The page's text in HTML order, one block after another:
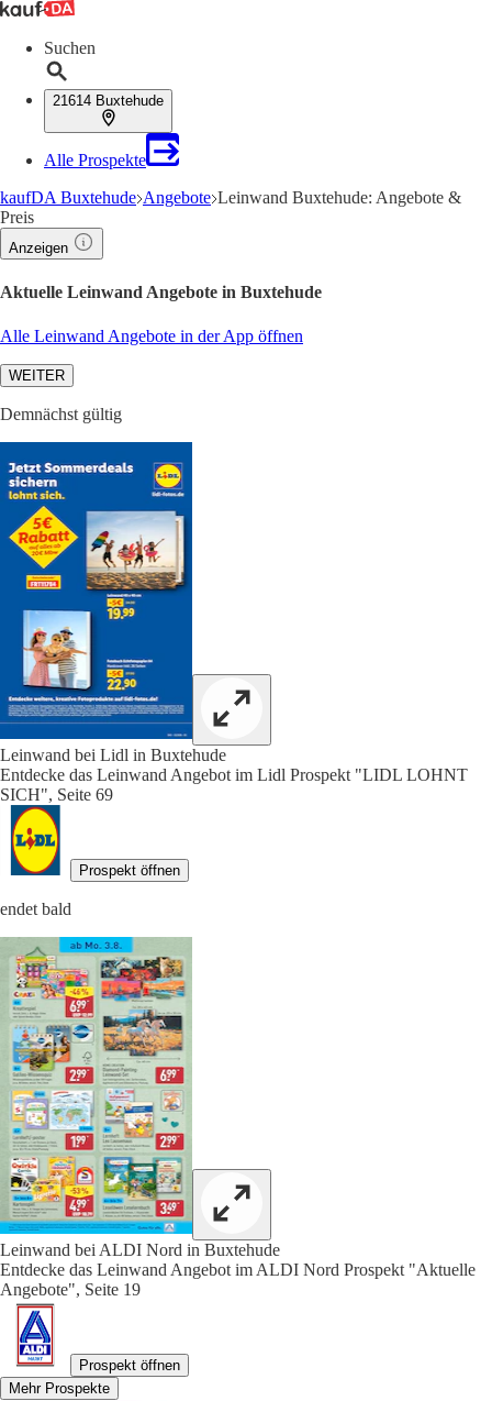
Suchen
21614 Buxtehude
Alle Prospekte
kaufDA Buxtehude Angebote Leinwand Buxtehude: Angebote &
Preis
Anzeigen
Aktuelle Leinwand Angebote in Buxtehude
Alle Leinwand Angebote in der App öffnen
WEITER
Demnächst gültig
Leinwand bei Lidl in Buxtehude
Entdecke das Leinwand Angebot im Lidl Prospekt "LIDL LOHNT
SICH", Seite 69
Prospekt öffnen
endet bald
Leinwand bei ALDI Nord in Buxtehude
Entdecke das Leinwand Angebot im ALDI Nord Prospekt "Aktuelle
Angebote", Seite 19
Prospekt öffnen
Mehr Prospekte